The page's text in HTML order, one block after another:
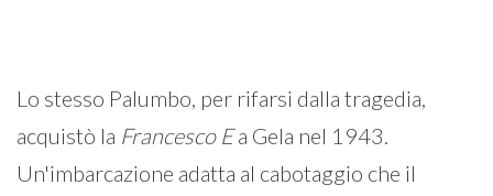
Lo stesso Palumbo, per rifarsi dalla tragedia,
acquistò la Francesco Ea Gela nel 1943.
Un'imbarcazione adatta al cabotaggio che il